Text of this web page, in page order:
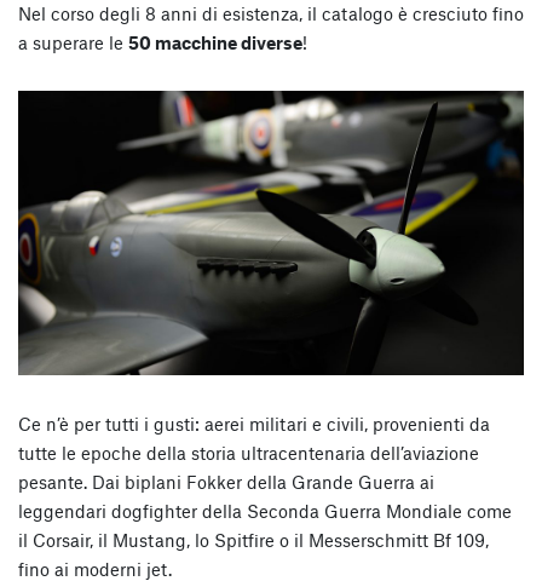
Nel corso degli 8 anni di esistenza, il catalogo è cresciuto fino
a superare le 50 macchine diverse!
Ce n’è per tutti i gusti: aerei militari e civili, provenienti da
tutte le epoche della storia ultracentenaria dell’aviazione
pesante. Dai biplani Fokker della Grande Guerra ai
leggendari dogfighter della Seconda Guerra Mondiale come
il Corsair, il Mustang, lo Spitfire o il Messerschmitt Bf 109,
fino ai moderni jet.